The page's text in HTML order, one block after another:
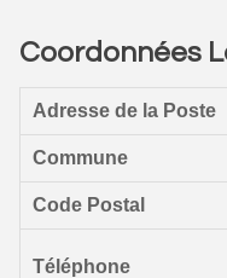
Coordonnées
Adresse de la Poste
Commune
Code Postal
Téléphone